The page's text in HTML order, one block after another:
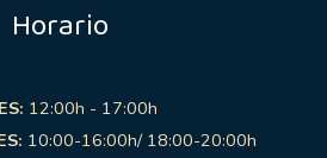
Horario
12:00h - 17:00h
10:00-16:00h/ 18:00-20:00h